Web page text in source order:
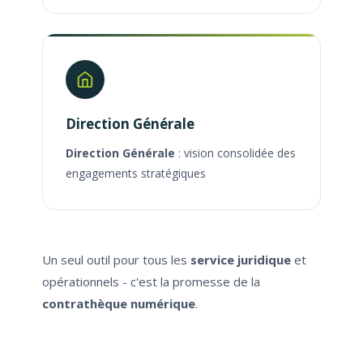
Direction Générale
Direction Générale : vision consolidée des
engagements stratégiques
Un seul outil pour tous les service juridique et
opérationnels - c'est la promesse de la
contrathèque numérique.